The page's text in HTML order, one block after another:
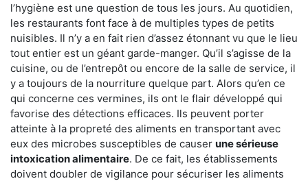
l’hygiène est une question de tous les jours. Au quotidien,
les restaurants font face à de multiples types de petits
nuisibles. Il n’y a en fait rien d’assez étonnant vu que le lieu
tout entier est un géant garde-manger. Qu’il s’agisse de la
cuisine, ou de l’entrepôt ou encore de la salle de service, il
y a toujours de la nourriture quelque part. Alors qu’en ce
qui concerne ces vermines, ils ont le flair développé qui
favorise des détections efficaces. Ils peuvent porter
atteinte à la propreté des aliments en transportant avec
eux des microbes susceptibles de causer une sérieuse
intoxication alimentaire. De ce fait, les établissements
doivent doubler de vigilance pour sécuriser les aliments